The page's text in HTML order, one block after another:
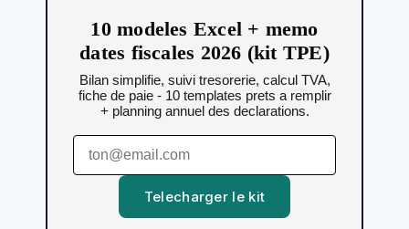
10 modeles Excel + memo
dates fiscales 2026 (kit TPE)
Bilan simplifie, suivi tresorerie, calcul TVA,
fiche de paie - 10 templates prets a remplir
+ planning annuel des declarations.
Telecharger le kit